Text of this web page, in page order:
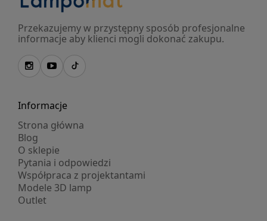
Przekazujemy w przystępny sposób profesjonalne
informacje aby klienci mogli dokonać zakupu.
Informacje
Strona główna
Blog
O sklepie
Pytania i odpowiedzi
Współpraca z projektantami
Modele 3D lamp
Outlet